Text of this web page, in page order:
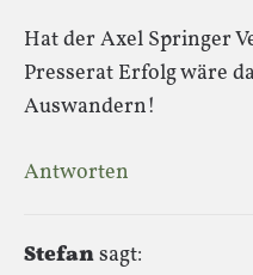
Hat der Axel Springer
Presserat Erfolg wäre
Auswandern!
Antworten
Stefansagt: